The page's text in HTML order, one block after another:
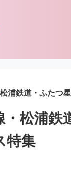
浦鉄道・ふたつ
・松浦
特集